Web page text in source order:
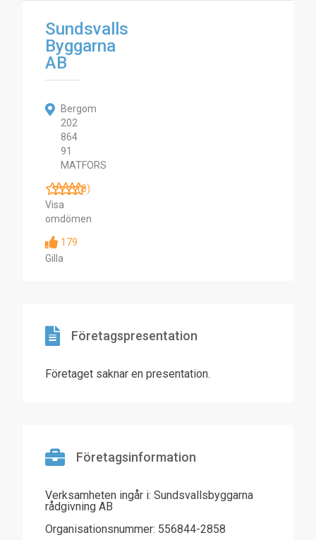
Sundsvalls
Byggarna
AB
Bergom
202
864
91
MATFORS
(0)
Visa
omdömen
179
Gilla
Företagspresentation
Företaget saknar en presentation.
Företagsinformation
Verksamheten ingår i: Sundsvallsbyggarna
rådgivning AB
Organisationsnummer: 556844-2858